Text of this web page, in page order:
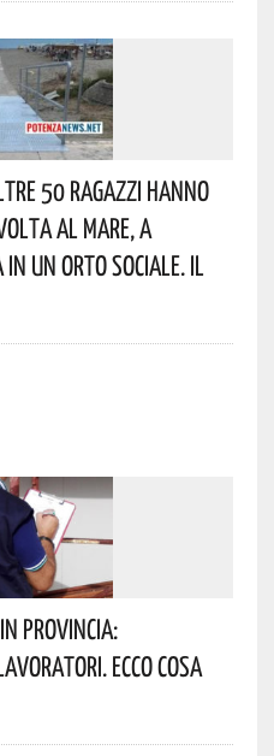
50 Ragazzi Hanno
Al Mare, A
Un Orto Sociale. Il
Provincia:
Ecco Cosa